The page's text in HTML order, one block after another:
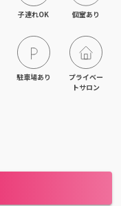
子連れOK 個室あり
駐車場あり
プライベー
トサロン